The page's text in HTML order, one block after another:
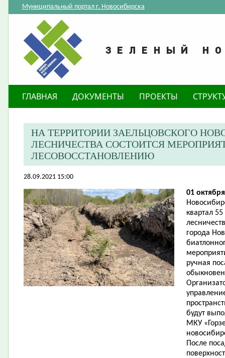
Муниципальный портал г. Новосибирска
ГЛАВНАЯ ДОКУМЕНТЫ ПРОЕКТЫ
НА ТЕРРИТОРИИ ЗАЕЛЬЦОВСКОГО
ЛЕСНИЧЕСТВА СОСТОИТСЯ
ЛЕСОВОССТАНОВЛЕНИЮ
28.09.2021 15:00
01
квартал
города
ручная
будут
МКУ
После